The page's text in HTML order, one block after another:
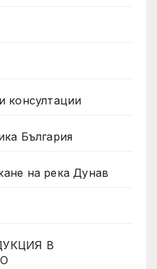
консултации
България
на река Дунав
В